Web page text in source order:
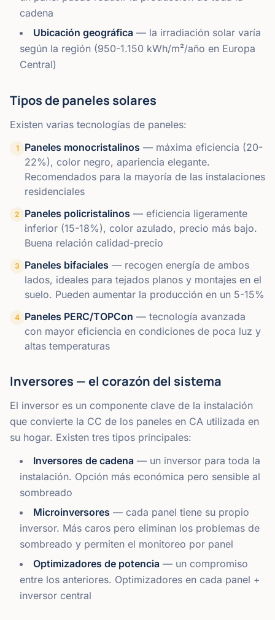
cadena
Ubicación geográfica — la irradiación solar varía
según la región (950-1.150 kWh/m²/año en Europa
Central)
Tipos de paneles solares
Existen varias tecnologías de paneles:
1 Paneles monocristalinos — máxima eficiencia (20-
22%), color negro, apariencia elegante.
Recomendados para la mayoría de las instalaciones
residenciales
2 Paneles policristalinos — eficiencia ligeramente
inferior (15-18%), color azulado, precio más bajo.
Buena relación calidad-precio
3 Paneles bifaciales — recogen energía de ambos
lados, ideales para tejados planos y montajes en el
suelo. Pueden aumentar la producción en un 5-15%
4 Paneles PERC/TOPCon — tecnología avanzada
con mayor eficiencia en condiciones de poca luz y
altas temperaturas
Inversores — el corazón del sistema
El inversor es un componente clave de la instalación
que convierte la CC de los paneles en CA utilizada en
su hogar. Existen tres tipos principales:
Inversores de cadena — un inversor para toda la
instalación. Opción más económica pero sensible al
sombreado
Microinversores — cada panel tiene su propio
inversor. Más caros pero eliminan los problemas de
sombreado y permiten el monitoreo por panel
Optimizadores de potencia — un compromiso
entre los anteriores. Optimizadores en cada panel +
inversor central